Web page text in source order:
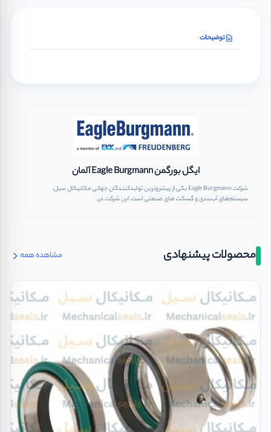
توضیحات
ایگل بورگمن Eagle Burgmann آلمان
شرکت Eagle Burgmann یکی از پیشروترین تولیدکنندگان جهانی مکانیکال سیل،
سیستم‌های آب‌بندی و گسکت ‌های صنعتی است. این شرکت در...
محصولات پیشنهادی مشاهده همه